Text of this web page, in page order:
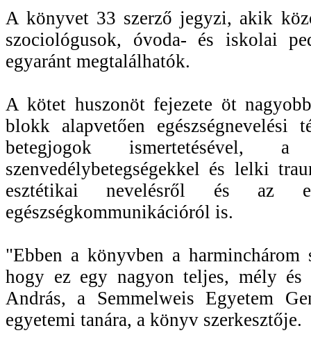
A könyvet 33 szerző jegyzi, akik
szociológusok, óvoda- és iskolai
egyaránt megtalálhatók.
A kötet huszonöt fejezete öt
blokk alapvetően
betegjogok ismertetésével,
szenvedélybetegségekkel és lelki
esztétikai nevelésről és az
egészségkommunikációról is.
"Ebben a könyvben a
hogy ez egy nagyon teljes, mély
András, a Semmelweis Egyetem
egyetemi tanára, a könyv szerkesztője.